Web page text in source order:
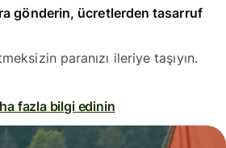
gönderin, ücretlerden tasarruf
paranızı ileriye taşıyın.
fazla bilgi edinin